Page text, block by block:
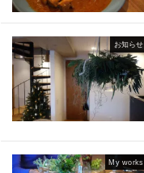
お知らせ
My works